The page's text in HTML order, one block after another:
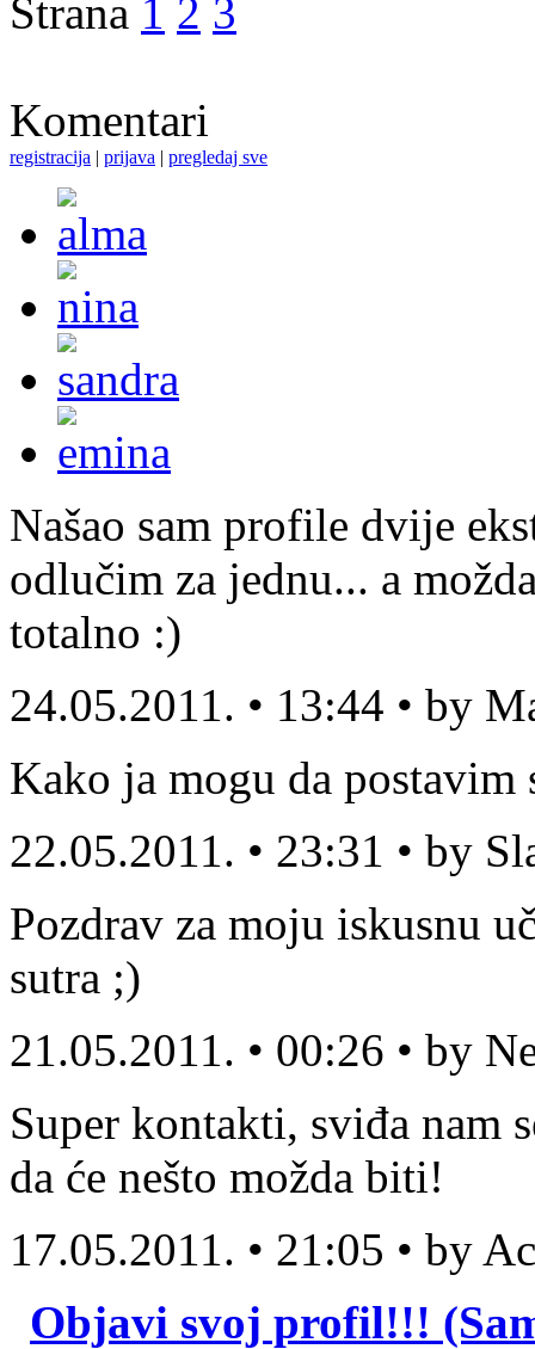
Strana 1 2 3
Komentari
registracija | prijava | pregledaj sve
Našao sam profile dvije
odlučim za jednu... a
totalno :)
24.05.2011. • 13:44 • by
Kako ja mogu da
22.05.2011. • 23:31 • by
Pozdrav za moju iskusnu
sutra ;)
21.05.2011. • 00:26 • by
Super kontakti, sviđa nam
da će nešto možda biti!
17.05.2011. • 21:05 • by
Objavi svoj profil!!!